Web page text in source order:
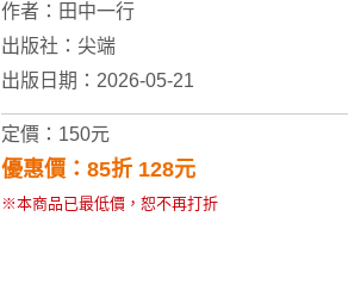
作者： 田中一行
出版社： 尖端
出版日期：2026-05-21
定價：150元
優惠價：85折 128元
※本商品已最低價，恕不再打折